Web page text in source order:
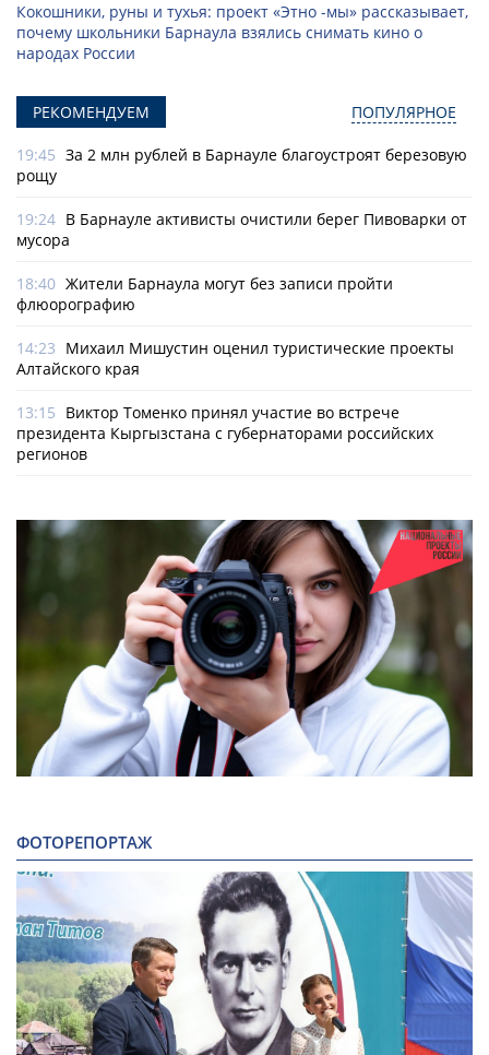
Кокошники, руны и тухья: проект «Этно -мы» рассказывает,
почему школьники Барнаула взялись снимать кино о
народах России
РЕКОМЕНДУЕМ ПОПУЛЯРНОЕ
19:45 За 2 млн рублей в Барнауле благоустроят березовую
рощу
19:24 В Барнауле активисты очистили берег Пивоварки от
мусора
18:40 Жители Барнаула могут без записи пройти
флюорографию
14:23 Михаил Мишустин оценил туристические проекты
Алтайского края
13:15 Виктор Томенко принял участие во встрече
президента Кыргызстана с губернаторами российских
регионов
ФОТОРЕПОРТАЖ